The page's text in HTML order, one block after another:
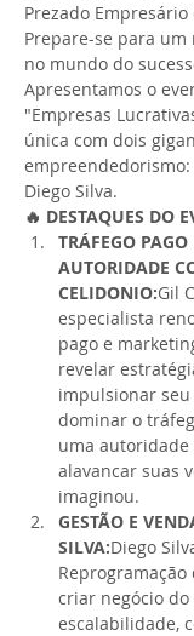
Prezado Empresário
Prepare-se para
no mundo do
Apresentamos o
"Empresas
única com dois
empreendedorismo:
Diego Silva.
🔥 DESTAQUES DO
TRÁFEGO
AUTORIDADE
CELIDONIO:Gil
especialista
pago e
revelar
impulsionar
dominar o
uma autoridade
alavancar suas
imaginou.
GESTÃO E
SILVA:Diego
criar negócio do
escalabilidade,